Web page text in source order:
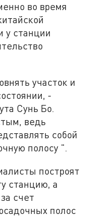
во время
у станции
участок и
-
Сунь Бо.
ведь
собой
полосу ".
построят
станцию, а
счет
полос